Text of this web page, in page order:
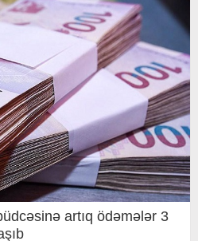
artıq ödəmələr 3